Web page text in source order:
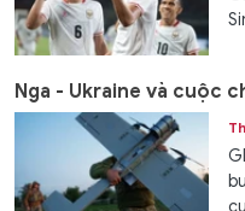
Nga - Ukraine và cuộc